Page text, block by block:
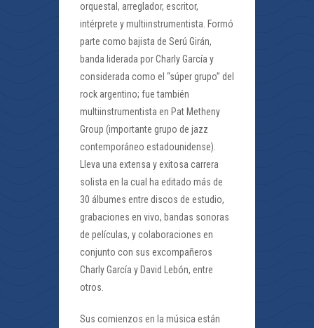
orquestal, arreglador, escritor,
intérprete y multiinstrumentista. Formó
parte como bajista de Serú Girán,
banda liderada por Charly García y
considerada como el “súper grupo” del
rock argentino; fue también
multiinstrumentista en Pat Metheny
Group (importante grupo de jazz
contemporáneo estadounidense).
Lleva una extensa y exitosa carrera
solista en la cual ha editado más de
30 álbumes entre discos de estudio,
grabaciones en vivo, bandas sonoras
de películas, y colaboraciones en
conjunto con sus excompañeros
Charly García y David Lebón, entre
otros.
Sus comienzos en la música están